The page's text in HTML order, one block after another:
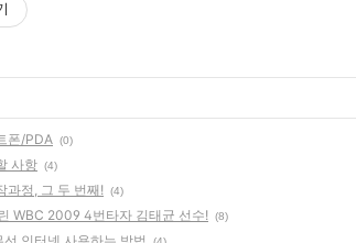
폰/PDA (0)
사항 (4)
과정, 그 두 번째! (4)
WBC 2009 4번타자 김태균 선수! (8)